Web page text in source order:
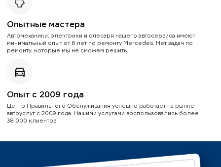
Опытные мастера
Автомеханики, электрики и слесаря нашего автосервиса имеют
минимальный опыт от 6 лет по ремонту Mercedes. Нет задач по
ремонту, которые мы не сможем решить.
Опыт с 2009 года
Центр Правильного Обслуживания успешно работает на рынке
автоуслуг с 2009 года. Нашими услугами воспользовались более
38 000 клиентов.